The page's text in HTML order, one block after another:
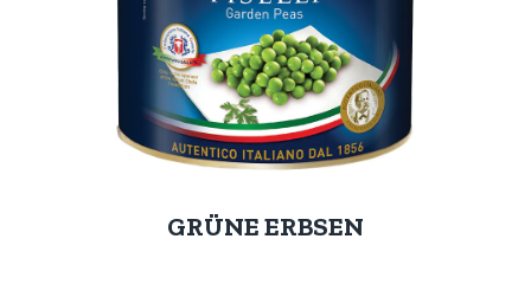
GRÜNE ERBSEN